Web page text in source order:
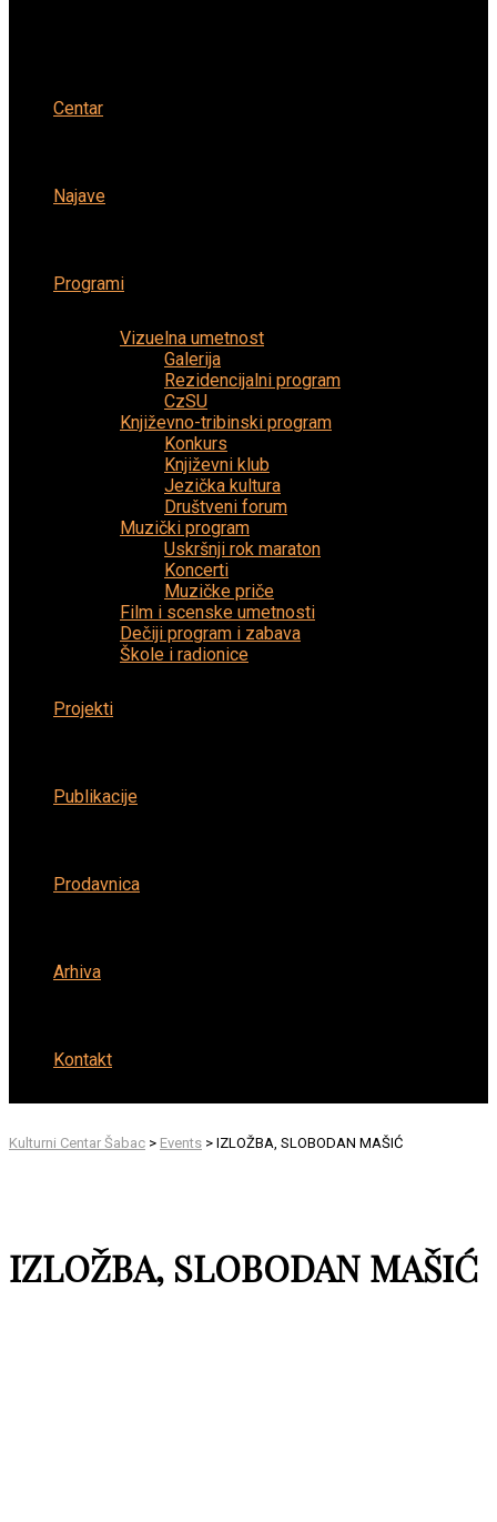
Centar
Najave
Programi
Vizuelna umetnost
Galerija
Rezidencijalni program
CzSU
Književno-tribinski program
Konkurs
Književni klub
Jezička kultura
Društveni forum
Muzički program
Uskršnji rok maraton
Koncerti
Muzičke priče
Film i scenske umetnosti
Dečiji program i zabava
Škole i radionice
Projekti
Publikacije
Prodavnica
Arhiva
Kontakt
Kulturni Centar Šabac > Events > IZLOŽBA, SLOBODAN MAŠIĆ
IZLOŽBA, SLOBODAN MAŠIĆ